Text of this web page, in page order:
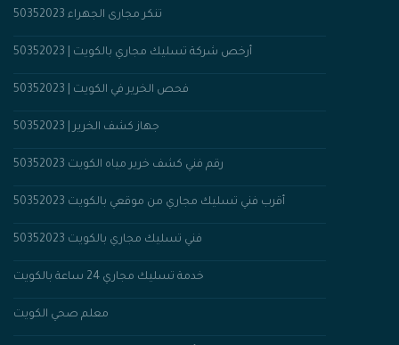
تنكر مجارى الجهراء 50352023
أرخص شركة تسليك مجاري بالكويت | 50352023
فحص الخرير في الكويت | 50352023
جهاز كشف الخرير | 50352023
رقم فني كشف خرير مياه الكويت 50352023
أقرب فني تسليك مجاري من موقعي بالكويت 50352023
فني تسليك مجاري بالكويت 50352023
خدمة تسليك مجاري 24 ساعة بالكويت
معلم صحي الكويت